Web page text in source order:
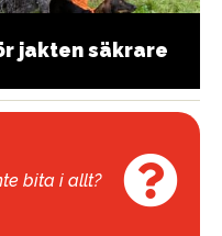
jakten säkrare
bita i allt?